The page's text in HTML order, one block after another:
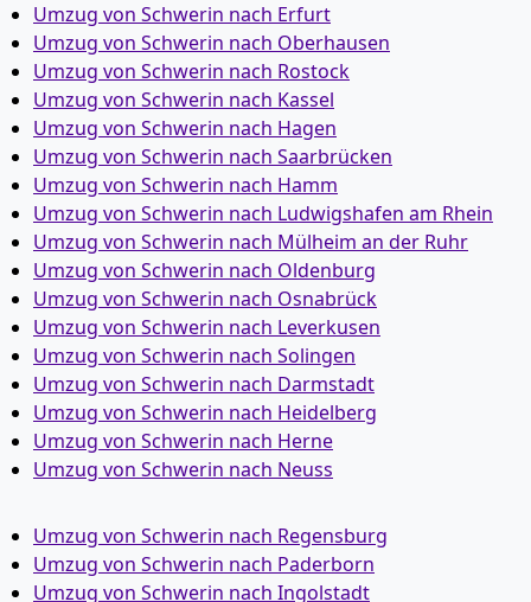
Umzug von Schwerin nach Erfurt
Umzug von Schwerin nach Oberhausen
Umzug von Schwerin nach Rostock
Umzug von Schwerin nach Kassel
Umzug von Schwerin nach Hagen
Umzug von Schwerin nach Saarbrücken
Umzug von Schwerin nach Hamm
Umzug von Schwerin nach Ludwigshafen am Rhein
Umzug von Schwerin nach Mülheim an der Ruhr
Umzug von Schwerin nach Oldenburg
Umzug von Schwerin nach Osnabrück
Umzug von Schwerin nach Leverkusen
Umzug von Schwerin nach Solingen
Umzug von Schwerin nach Darmstadt
Umzug von Schwerin nach Heidelberg
Umzug von Schwerin nach Herne
Umzug von Schwerin nach Neuss
Umzug von Schwerin nach Regensburg
Umzug von Schwerin nach Paderborn
Umzug von Schwerin nach Ingolstadt